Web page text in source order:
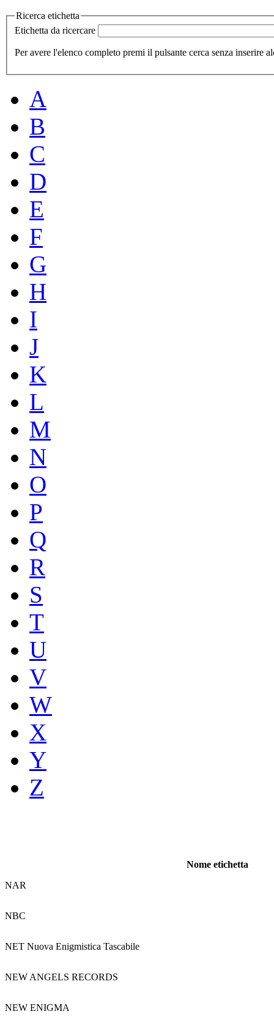
Ricerca etichetta
Etichetta da ricercare
Per avere l'elenco completo premi il pulsante cerca senza inserire
A
B
C
D
E
F
G
H
I
J
K
L
M
N
O
P
Q
R
S
T
U
V
W
X
Y
Z
Nome etichetta
NAR
NBC
NET Nuova Enigmistica Tascabile
NEW ANGELS RECORDS
NEW ENIGMA